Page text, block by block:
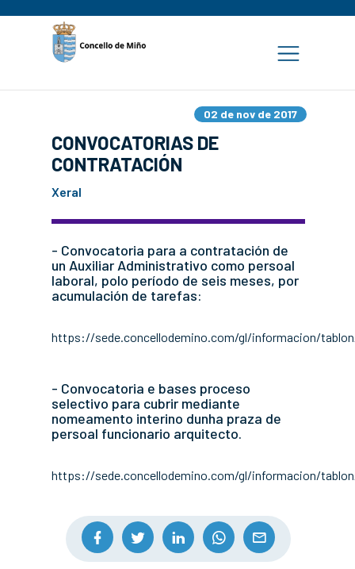
02 de nov de 2017
CONVOCATORIAS DE
CONTRATACIÓN
Xeral
- Convocatoria para a contratación de
un Auxiliar Administrativo como persoal
laboral, polo período de seis meses, por
acumulación de tarefas:
https://sede.concellodemino.com/gl/informacion/
- Convocatoria e bases proceso
selectivo para cubrir mediante
nomeamento interino dunha praza de
persoal funcionario arquitecto.
https://sede.concellodemino.com/gl/informacion/